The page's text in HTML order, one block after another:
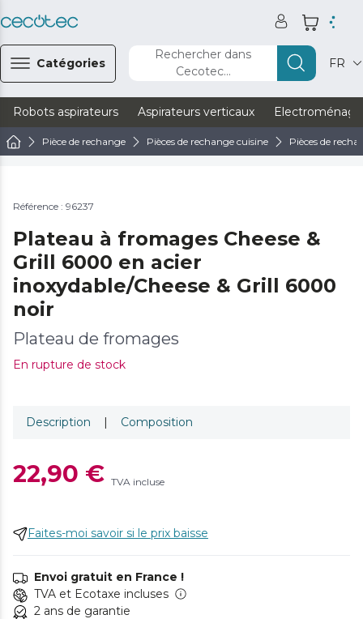
Catégories
Rechercher dans
Cecotec...
FR
Robots aspirateurs Aspirateurs verticaux
Pièce de rechange Pièces de rechange cuisine Pièces de
Référence : 96237
Plateau à fromages Cheese &
Grill 6000 en acier
inoxydable/Cheese & Grill 6000
noir
Plateau de fromages
En rupture de stock
Description | Composition
22,90 € TVA incluse
Faites-moi savoir si le prix baisse
Envoi gratuit en France !
TVA et Ecotaxe incluses
2 ans de garantie